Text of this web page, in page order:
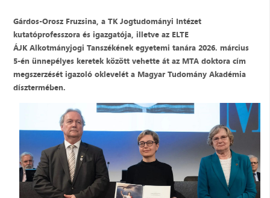
Gárdos-Orosz Fruzsina, a TK Jogtudományi Intézet
kutatóprofesszora és igazgatója, illetve az ELTE
ÁJK Alkotmányjogi Tanszékének egyetemi tanára 2026. március
5-én ünnepélyes keretek között vehette át az MTA doktora cím
megszerzését igazoló oklevelét a Magyar Tudomány Akadémia
dísztermében.